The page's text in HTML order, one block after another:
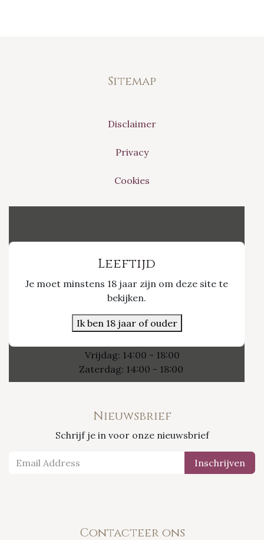
Sitemap
Disclaimer
Privacy
Cookies
Leeftijd
Je moet minstens 18 jaar zijn om deze site te
bekijken.
Ik ben 18 jaar of ouder
Nieuwpoort 21/1
Openingsuren
Vrijdag: 14:00 - 18:00
Zaterdag: 14:00 - 18:00
Nieuwsbrief
Schrijf je in voor onze nieuwsbrief
Inschrijven
Contacteer ons